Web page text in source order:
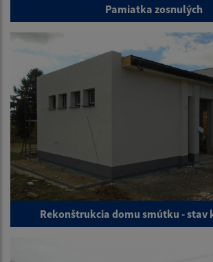
Pamiatka zosnulých
Rekonštrukcia domu smútku - stav